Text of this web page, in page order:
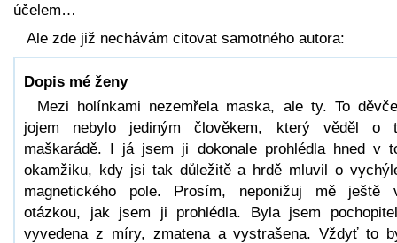
účelem…
Ale zde již nechávám citovat samotného autora:
Dopis mé ženy
Mezi holínkami nezemřela maska, ale ty. To
jojem nebylo jediným člověkem, který věděl o
maškarádě. I já jsem ji dokonale prohlédla hned v
okamžiku, kdy jsi tak důležitě a hrdě mluvil o
magnetického pole. Prosím, neponižuj mě ještě
otázkou, jak jsem ji prohlédla. Byla jsem
vyvedena z míry, zmatena a vystrašena. Vždyť to